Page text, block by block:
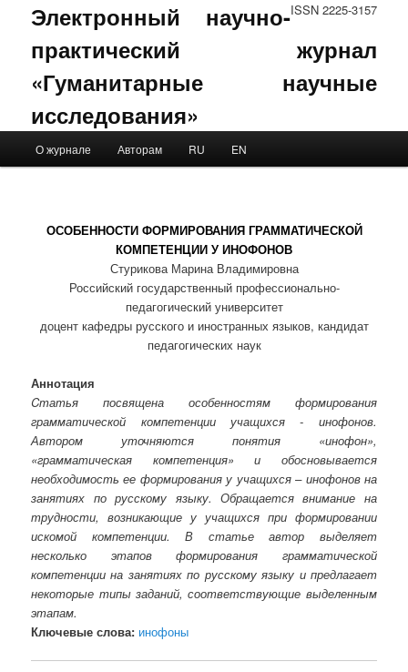
ISSN 2225-3157
Электронный научно-
практический журнал
«Гуманитарные научные
исследования»
Skip to primary content
Skip to secondary content
О журнале Авторам RU EN
ОСОБЕННОСТИ ФОРМИРОВАНИЯ ГРАММАТИЧЕСКОЙ
КОМПЕТЕНЦИИ У ИНОФОНОВ
Стурикова Марина Владимировна
Российский государственный профессионально-
педагогический университет
доцент кафедры русского и иностранных языков, кандидат
педагогических наук
Аннотация
Cтатья посвящена особенностям формирования
грамматической компетенции учащихся - инофонов.
Автором уточняются понятия «инофон»,
«грамматическая компетенция» и обосновывается
необходимость ее формирования у учащихся – инофонов на
занятиях по русскому языку. Обращается внимание на
трудности, возникающие у учащихся при формировании
искомой компетенции. В статье автор выделяет
несколько этапов формирования грамматической
компетенции на занятиях по русскому языку и предлагает
некоторые типы заданий, соответствующие выделенным
этапам.
Ключевые слова: инофоны